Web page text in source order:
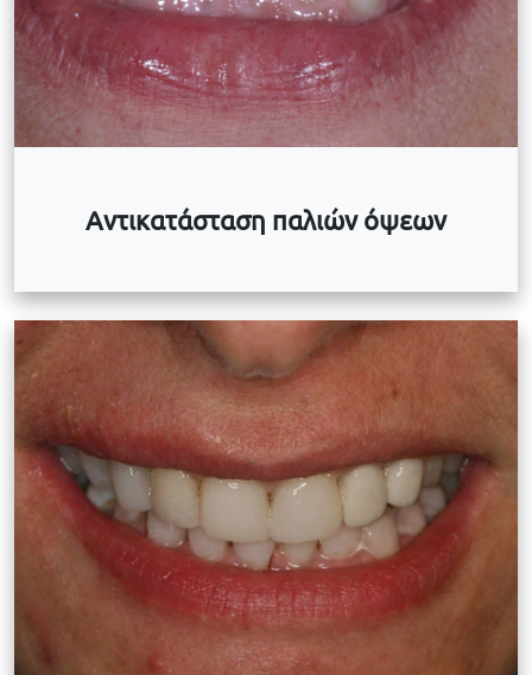
Αντικατάσταση παλιών όψεων